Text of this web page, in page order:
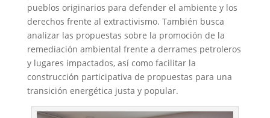
pueblos originarios para defender el ambiente y los
derechos frente al extractivismo. También busca
analizar las propuestas sobre la promoción de la
remediación ambiental frente a derrames petroleros
y lugares impactados, así como facilitar la
construcción participativa de propuestas para una
transición energética justa y popular.